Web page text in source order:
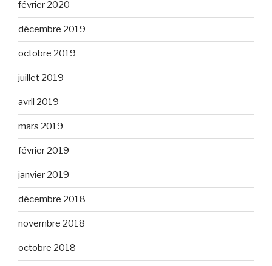
février 2020
décembre 2019
octobre 2019
juillet 2019
avril 2019
mars 2019
février 2019
janvier 2019
décembre 2018
novembre 2018
octobre 2018